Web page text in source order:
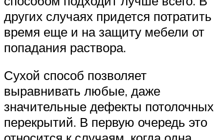
других случаях придется потратить
время еще и на защиту мебели от
попадания раствора.
Сухой способ позволяет
выравнивать любые, даже
значительные дефекты потолочных
перекрытий. В первую очередь это